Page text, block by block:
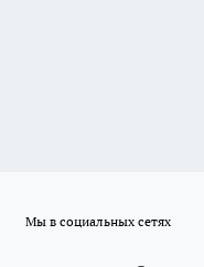
Мы в социальных сетях